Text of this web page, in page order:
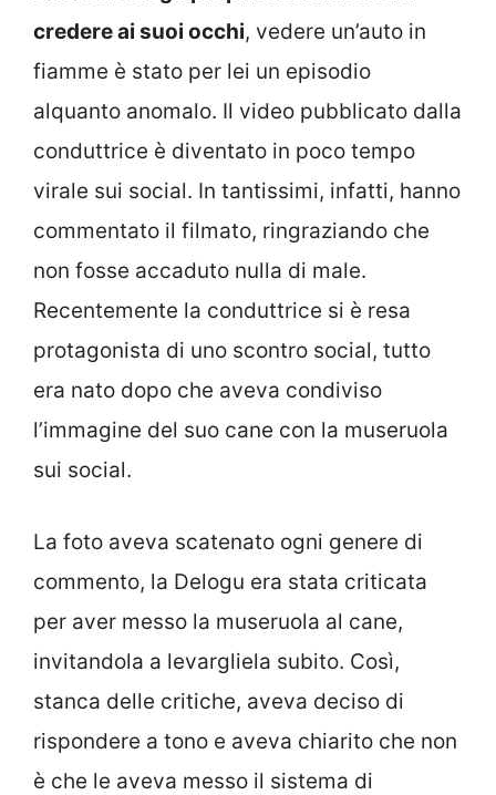
credere ai suoi occhi, vedere un’auto in
fiamme è stato per lei un episodio
alquanto anomalo. Il video pubblicato dalla
conduttrice è diventato in poco tempo
virale sui social. In tantissimi, infatti, hanno
commentato il filmato, ringraziando che
non fosse accaduto nulla di male.
Recentemente la conduttrice si è resa
protagonista di uno scontro social, tutto
era nato dopo che aveva condiviso
l’immagine del suo cane con la museruola
sui social.
La foto aveva scatenato ogni genere di
commento, la Delogu era stata criticata
per aver messo la museruola al cane,
invitandola a levargliela subito. Così,
stanca delle critiche, aveva deciso di
rispondere a tono e aveva chiarito che non
è che le aveva messo il sistema di